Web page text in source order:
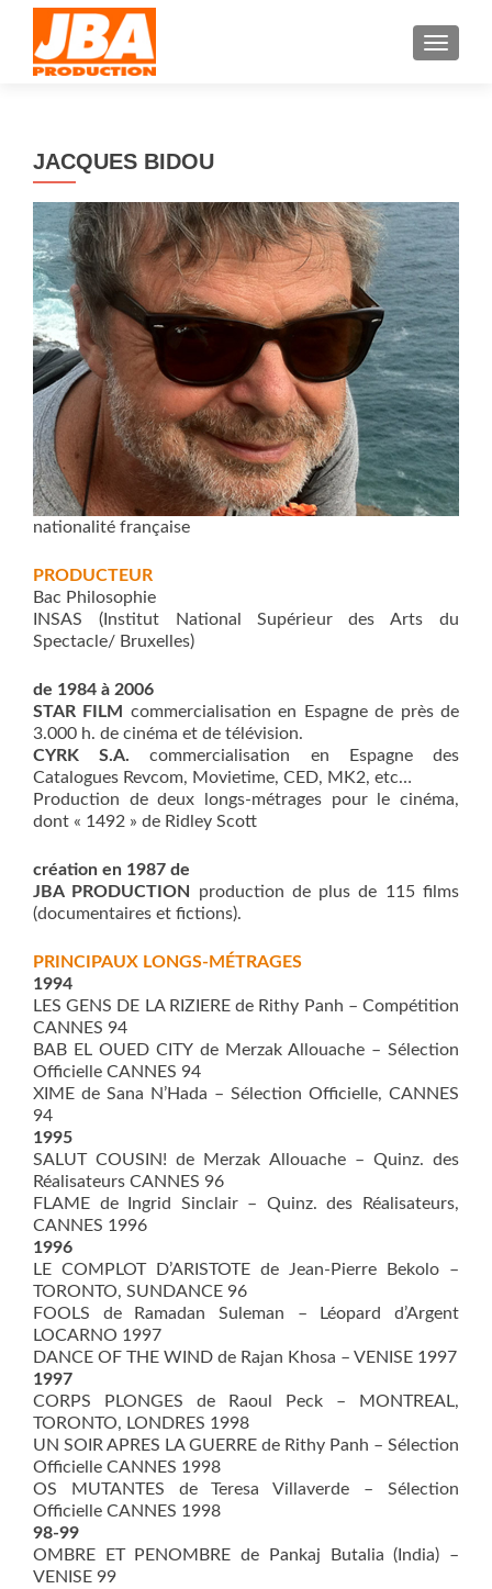
JACQUES BIDOU
nationalité française
PRODUCTEUR
Bac Philosophie
INSAS (Institut National Supérieur des Arts du
Spectacle/ Bruxelles)
de 1984 à 2006
STAR FILM
commercialisation en Espagne de près de
3.000 h. de cinéma et de télévision.
CYRK S.A. commercialisation en Espagne des
Catalogues Revcom, Movietime, CED, MK2, etc…
Production de deux longs-métrages pour le cinéma,
dont « 1492 » de Ridley Scott
création en 1987 de
JBA PRODUCTION
production de plus de 115 films
(documentaires et fictions).
PRINCIPAUX LONGS-MÉTRAGES
1994
LES GENS DE LA RIZIERE de Rithy Panh – Compétition
CANNES 94
BAB EL OUED CITY de Merzak Allouache – Sélection
Officielle CANNES 94
XIME de Sana N’Hada – Sélection Officielle, CANNES
94
1995
SALUT COUSIN! de Merzak Allouache – Quinz. des
Réalisateurs CANNES 96
FLAME de Ingrid Sinclair – Quinz. des Réalisateurs,
CANNES 1996
1996
LE COMPLOT D’ARISTOTE de Jean-Pierre Bekolo –
TORONTO, SUNDANCE 96
FOOLS de Ramadan Suleman – Léopard d’Argent
LOCARNO 1997
DANCE OF THE WIND de Rajan Khosa – VENISE 1997
1997
CORPS PLONGES de Raoul Peck – MONTREAL,
TORONTO, LONDRES 1998
UN SOIR APRES LA GUERRE de Rithy Panh – Sélection
Officielle CANNES 1998
OS MUTANTES de Teresa Villaverde – Sélection
Officielle CANNES 1998
98-99
OMBRE ET PENOMBRE de Pankaj Butalia (India) –
VENISE 99